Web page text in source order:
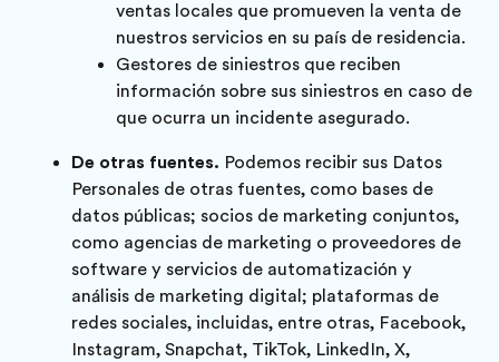
ventas locales que promueven la venta de
nuestros servicios en su país de residencia.
Gestores de siniestros que reciben
información sobre sus siniestros en caso de
que ocurra un incidente asegurado.
De otras fuentes. Podemos recibir sus Datos
Personales de otras fuentes, como bases de
datos públicas; socios de marketing conjuntos,
como agencias de marketing o proveedores de
software y servicios de automatización y
análisis de marketing digital; plataformas de
redes sociales, incluidas, entre otras, Facebook,
Instagram, Snapchat, TikTok, LinkedIn, X,